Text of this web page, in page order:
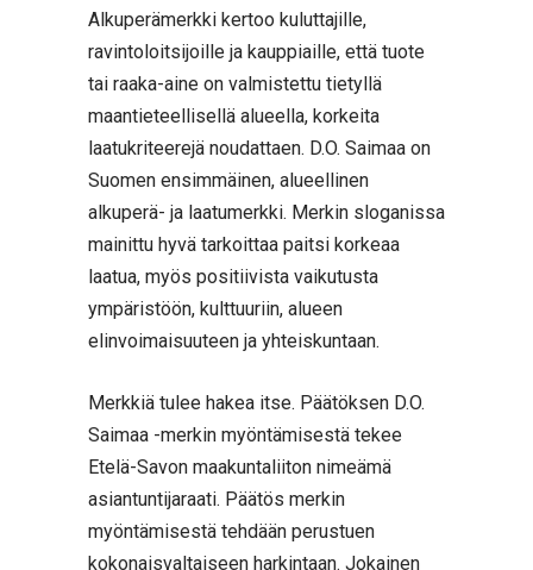
Alkuperämerkki kertoo kuluttajille,
ravintoloitsijoille ja kauppiaille, että tuote
tai raaka-aine on valmistettu tietyllä
maantieteellisellä alueella, korkeita
laatukriteerejä noudattaen. D.O. Saimaa on
Suomen ensimmäinen, alueellinen
alkuperä- ja laatumerkki. Merkin sloganissa
mainittu hyvä tarkoittaa paitsi korkeaa
laatua, myös positiivista vaikutusta
ympäristöön, kulttuuriin, alueen
elinvoimaisuuteen ja yhteiskuntaan.
Merkkiä tulee hakea itse. Päätöksen D.O.
Saimaa -merkin myöntämisestä tekee
Etelä-Savon maakuntaliiton nimeämä
asiantuntijaraati. Päätös merkin
myöntämisestä tehdään perustuen
kokonaisvaltaiseen harkintaan. Jokainen